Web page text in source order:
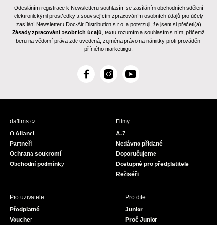
Odesláním registrace k Newsletteru souhlasím se zasíláním obchodních sdělení
elektronickými prostředky a souvisejícím zpracováním osobních údajů pro účely
zasílání Newsletteru Doc-Air Distribution s.r.o. a potvrzuji, že jsem si přečetl(a)
Zásady zpracování osobních údajů , textu rozumím a souhlasím s ním, přičemž
beru na vědomí práva zde uvedená, zejména právo na námitky proti provádění
přímého marketingu.
F
c
I
s
Y
u
dafilms.cz
O Alianci
Partneři
Ochrana soukromí
Obchodní podmínky
Filmy
A-Z
Nedávno přidané
Doporučujeme
Dostupné pro předplatitele
Režiséři
Pro uživatele
Předplatné
Voucher
Pro dítě
Junior
Proč Junior